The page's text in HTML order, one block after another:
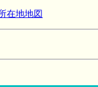
在地地図